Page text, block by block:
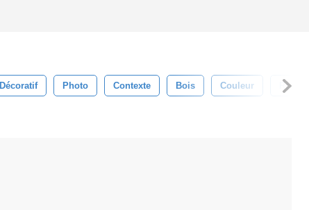
Décoratif Photo Contexte Bois Couleur Roue